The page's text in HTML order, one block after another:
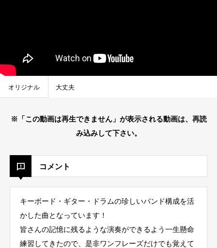
オリジナル 大丈夫
※「この動画は再生できません」が表示される動画は、再読
み込みして下さい。
コメント
キーボード・ギター・ドラムの珍しいバンド構成を活
かした曲となっています！
皆さんの記憶に残るような演奏ができるよう一生懸命
練習してきたので、是非ワンフレーズだけでも覚えて